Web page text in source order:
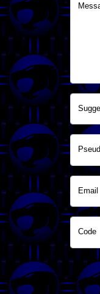
Email
Code